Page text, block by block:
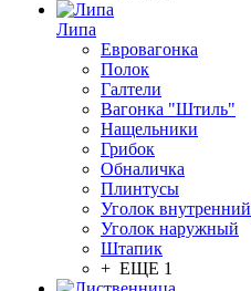
Липа
Евровагонка
Полок
Галтели
Вагонка "Штиль"
Нащельники
Грибок
Обналичка
Плинтусы
Уголок внутренний
Уголок наружный
Штапик
+ ЕЩЕ 1